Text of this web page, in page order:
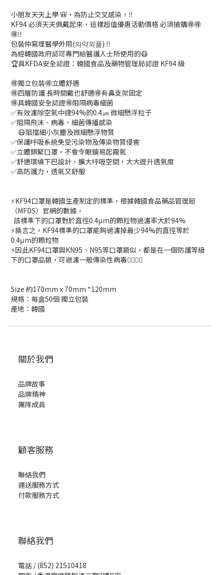
小朋友天天上學 🎒，為防止交叉感染，‼️
KF94 必須天天佩戴起來，這樣超值優惠活動價格 必須搶購🉐🉐
🉐‼️
包裝仲寫埋醫學外用(의약외품) ‼️
為經韓國政府認可專門給醫護人士所使用的😷
🏆具KFDA安全認證：韓國食品及藥物管理局認證 KF94 級
🉐獨立包裝🉐立體舒適
🉐四層防護 長時間戴也舒適🉐有鼻支架固定
🉐具韓國安全認證🉐阻隔病毒細菌
✅有效濾除空氣中達94%的0.4㎛ 微細懸浮粒子
✅阻隔飛沫、病毒、細菌傳播感染
😷阻擋細小灰塵及微細懸浮物質
✅保護呼吸系統免受污染物及傳染物質侵害
✅立體鎖緊口罩，不會令眼鏡易起霧氣
✅舒適環繞下巴設計，擴大呼吸空間，大大提升透氣度
✅高防護力，透氣又舒服
⚡KF94口罩是韓國生產制定的標準，根據韓國食品藥品管理局
（MFDS）官網的數據，
該標準下的口罩對於直徑0.4μm的顆粒物過濾率大於94%
⚡換言之，KF94標準的口罩能夠過濾掉最少94%的直徑等於
0.4μm的顆粒物
⚡因此KF94口罩與KN95、N95等口罩類似，都是在一個防護等級
下的口罩品類，可過濾一般傳染性病毒👍🏻👍🏻
Size 約170mm x 70mm *120mm
規格：每盒50個 獨立包裝
產地：韓國
關於我們
品牌故事
品牌精神
團隊成員
顧客服務
聯絡我們
運送服務方式
付款服務方式
聯絡我們
電話 / (852) 21510418